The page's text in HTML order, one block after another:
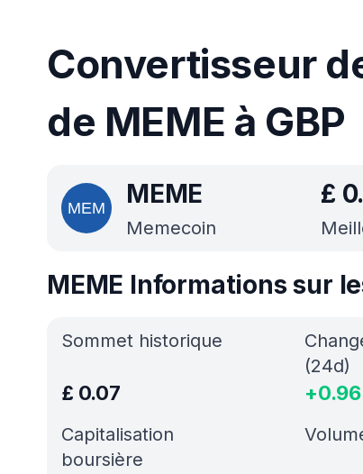
Convertisseur
de MEME à GBP
MEME
Memecoin
£
MEME Informations sur
Sommet historique
£ 0.07
Capitalisation
boursière
(24d)
+0.96